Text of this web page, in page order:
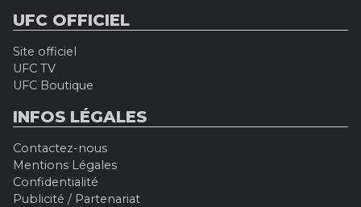
UFC OFFICIEL
Site officiel
UFC TV
UFC Boutique
INFOS LÉGALES
Contactez-nous
Mentions Légales
Confidentialité
Publicité / Partenariat